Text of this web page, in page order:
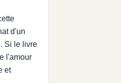
d'un
Si le livre
l'amour
et